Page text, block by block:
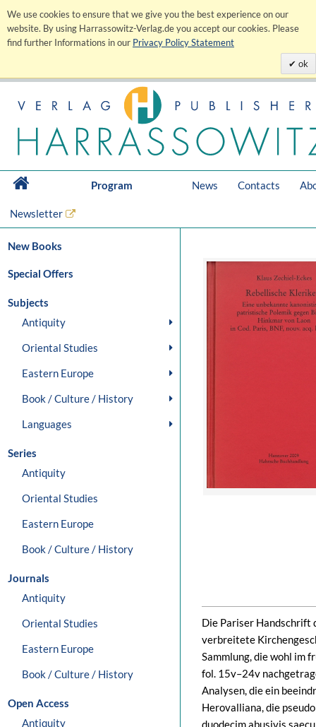
We use cookies to ensure that we give you the best experience on our
website. By using Harrassowitz-Verlag.de you accept our cookies. Please
find further Informations in our Privacy Policy Statement
ok
Program News Contacts
Newsletter
New Books
Special Offers
Subjects
Antiquity
Oriental Studies
Eastern Europe
Book / Culture / History
Languages
Series
Antiquity
Oriental Studies
Eastern Europe
Book / Culture / History
Journals
Antiquity
Oriental Studies
Eastern Europe
Book / Culture / History
Open Access
Antiquity
Die Pariser Handschrift
verbreitete
Sammlung, die wohl im
fol. 15v–24v
Analysen, die ein
Herovalliana, die
duodecim abusivis